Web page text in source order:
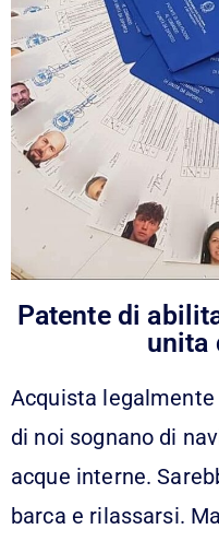
Patente di
unita
Acquista
di noi sognano di
acque interne.
barca e rilassarsi.